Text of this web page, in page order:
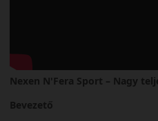
Nexen N'Fera Sport – Nagy
Bevezető